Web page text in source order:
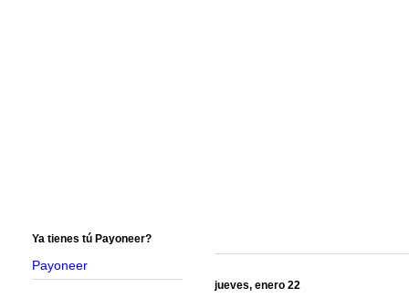
jueves, enero 22
Ya tienes tú Payoneer?
Payoneer